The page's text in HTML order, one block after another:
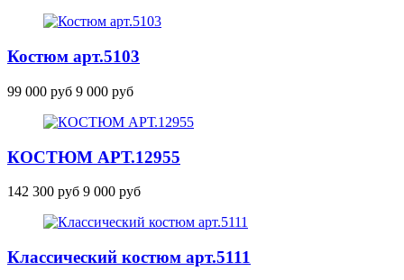
Костюм арт.5103
99 000 руб 9 000 руб
КОСТЮМ АРТ.12955
142 300 руб 9 000 руб
Классический костюм арт.5111